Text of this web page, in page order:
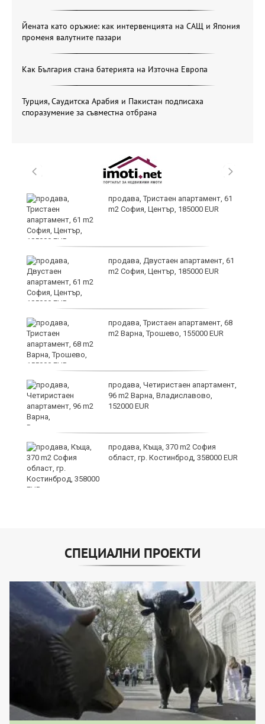
Йената като оръжие: как интервенцията на САЩ и Япония
променя валутните пазари
Как България стана батерията на Източна Европа
Турция, Саудитска Арабия и Пакистан подписаха
споразумение за съвместна отбрана
продава, Тристаен апартамент, 61
m2 София, Център, 185000 EUR
продава, Двустаен апартамент, 61
m2 София, Център, 185000 EUR
продава, Тристаен апартамент, 68
m2 Варна, Трошево, 155000 EUR
продава, Четиристаен апартамент,
96 m2 Варна, Владиславово,
152000 EUR
продава, Къща, 370 m2 София
област, гр. Костинброд, 358000 EUR
СПЕЦИАЛНИ ПРОЕКТИ